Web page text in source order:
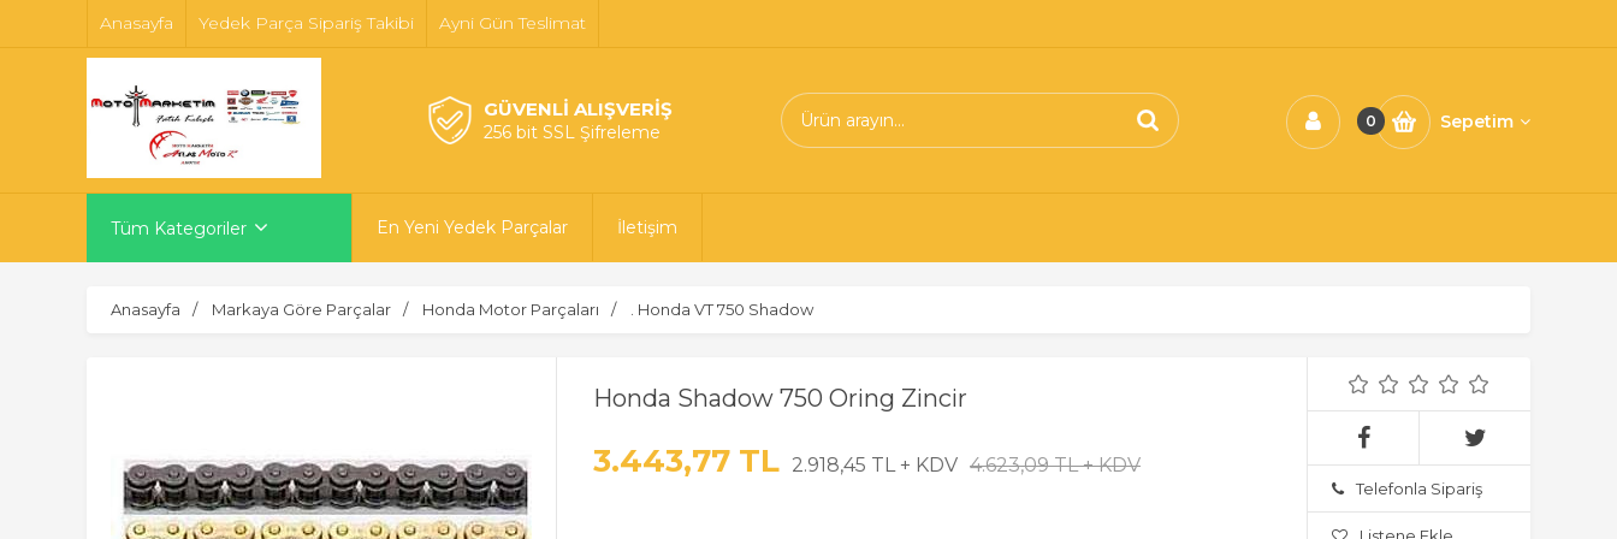
Anasayfa Yedek Parça Sipariş Takibi Ayni Gün Teslimat
GÜVENLİ ALIŞVERİŞ
256 bit SSL Şifreleme
0 Sepetim
Tüm Kategoriler En Yeni Yedek Parçalar İletişim
Anasayfa Markaya Göre Parçalar Honda Motor Parçaları . Honda VT 750 Shadow
Honda Shadow 750 Oring Zincir
3.443,77 TL 2.918,45 TL + KDV 4.623,09 TL + KDV
Telefonla Sipariş